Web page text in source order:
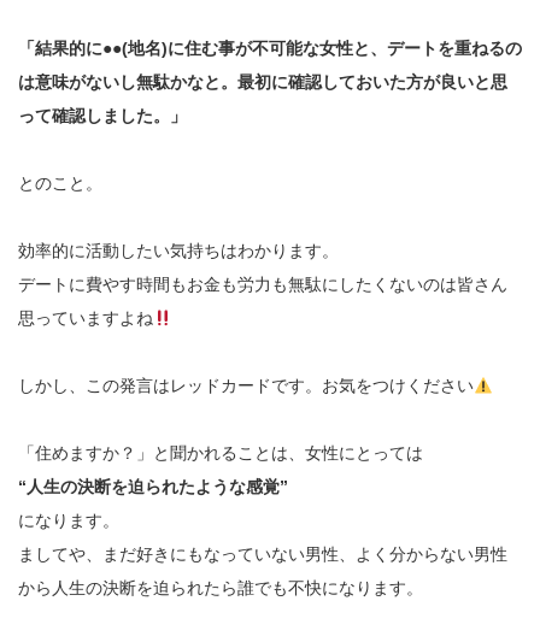
「結果的に●●(地名)に住む事が不可能な女性と、デートを重ねるの
は意味がないし無駄かなと。最初に確認しておいた方が良いと思
って確認しました。」
とのこと。
効率的に活動したい気持ちはわかります。
デートに費やす時間もお金も労力も無駄にしたくないのは皆さん
思っていますよね
しかし、この発言はレッドカードです。お気をつけください
「住めますか？」と聞かれることは、女性にとっては
“人生の決断を迫られたような感覚”
になります。
ましてや、まだ好きにもなっていない男性、よく分からない男性
から人生の決断を迫られたら誰でも不快になります。